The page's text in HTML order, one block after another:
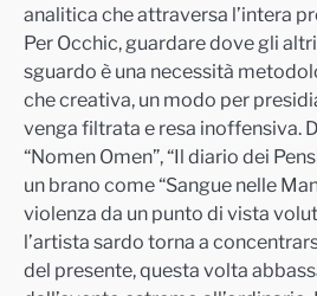
analitica che attraversa l’intera
Per Occhic, guardare dove gli
sguardo è una necessità
che creativa, un modo per
venga filtrata e resa inoffensiva.
“Nomen Omen”, “Il diario dei
un brano come “Sangue nelle
violenza da un punto di vista
l’artista sardo torna a
del presente, questa volta